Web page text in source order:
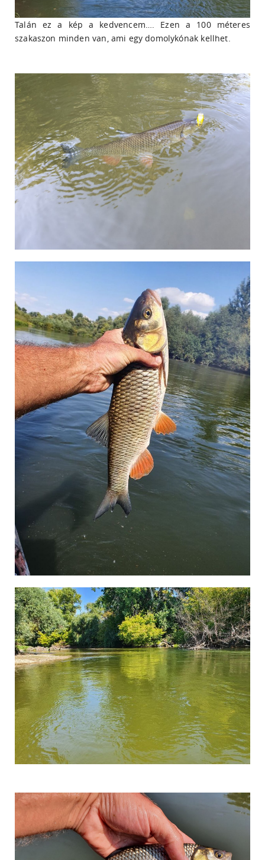
Talán ez a kép a kedvencem…. Ezen a 100 méteres
szakaszon minden van, ami egy domolykónak kellhet.